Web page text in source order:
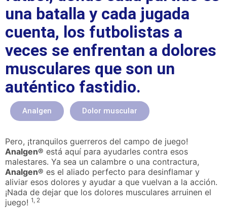
una batalla y cada jugada
cuenta, los futbolistas a
veces se enfrentan a dolores
musculares que son un
auténtico fastidio.
Analgen Dolor muscular
Pero, ¡tranquilos guerreros del campo de juego!
Analgen® está aquí para ayudarles contra esos
malestares. Ya sea un calambre o una contractura,
Analgen® es el aliado perfecto para desinflamar y
aliviar esos dolores y ayudar a que vuelvan a la acción.
¡Nada de dejar que los dolores musculares arruinen el
juego! 1, 2